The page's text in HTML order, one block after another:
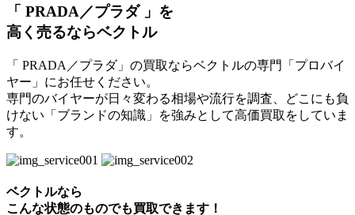
「 PRADA／プラダ 」を
高く売るならベクトル
「 PRADA／プラダ」の買取ならベクトルの専門「プロバイ
ヤー」にお任せください。
専門のバイヤーが日々変わる相場や流行を調査、どこにも負
けない「ブランドの知識」を強みとして高価買取をしていま
す。
ベクトルなら
こんな状態のものでも買取できます！